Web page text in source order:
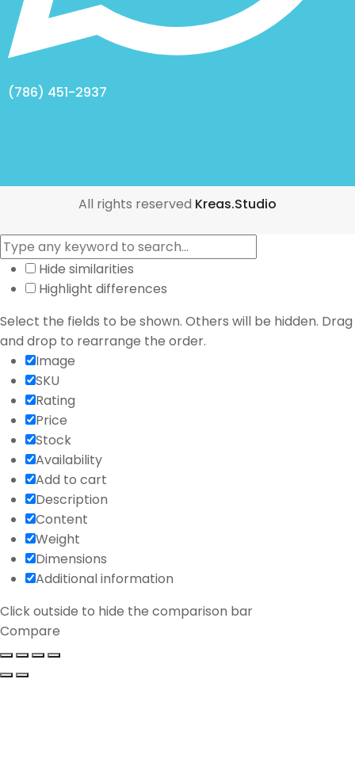
(786) 451-2937
All rights reserved Kreas.Studio
Hide similarities
Highlight differences
Select the fields to be shown. Others will be hidden. Drag
and drop to rearrange the order.
Image
SKU
Rating
Price
Stock
Availability
Add to cart
Description
Content
Weight
Dimensions
Additional information
Click outside to hide the comparison bar
Compare